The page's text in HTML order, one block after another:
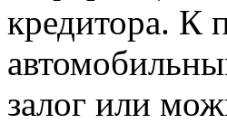
кредитора. К
залог или